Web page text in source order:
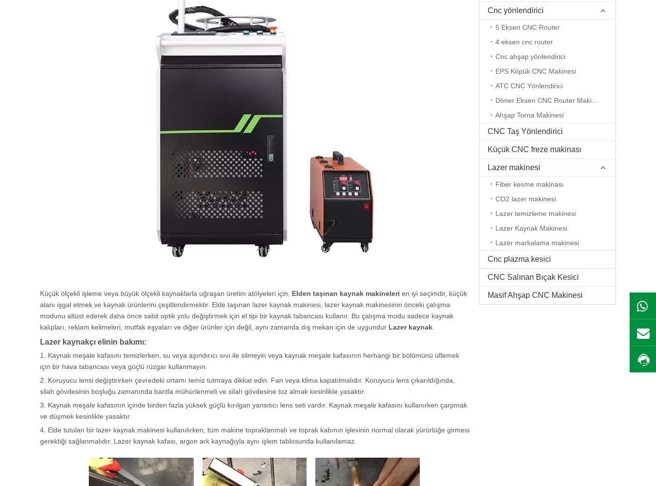
Küçük ölçekli işleme veya büyük ölçekli kaynaklarla uğraşan üretim atölyeleri için, Elden taşınan kaynak makineleri en iyi seçimdir, küçük
alanı işgal etmek ve kaynak ürünlerini çeşitlendirmektir. Elde taşınan lazer kaynak makinesi, lazer kaynak makinesinin önceki çalışma
modunu altüst ederek daha önce sabit optik yolu değiştirmek için el tipi bir kaynak tabancası kullanır. Bu çalışma modu sadece kaynak
kalıpları, reklam kelimeleri, mutfak eşyaları ve diğer ürünler için değil, aynı zamanda dış mekan için de uygundur Lazer kaynak
Lazer kaynakçı elinin bakımı:
1. Kaynak meşale kafasını temizlerken, su veya aşındırıcı sıvı ile silmeyin veya kaynak meşale kafasının herhangi bir bölümünü üflemek
için bir hava tabancası veya güçlü rüzgar kullanmayın.
2. Koruyucu lensi değiştirirken çevredeki ortamı temiz tutmaya dikkat edin. Fan veya klima kapatılmalıdır. Koruyucu lens çıkarıldığında,
silah gövdesinin boşluğu zamanında bantla mühürlenmeli ve silah gövdesine toz almak kesinlikle yasaktır.
3. Kaynak meşale kafasının içinde birden fazla yüksek güçlü kırılgan yansıtıcı lens seti vardır. Kaynak meşale kafasını kullanırken çarpmak
ve düşmek kesinlikle yasaktır.
4. Elde tutulan bir lazer kaynak makinesi kullanılırken, tüm makine topraklanmalı ve toprak kabının işlevinin normal olarak yürürlüğe girmesi
gerektiği sağlanmalıdır. Lazer kaynak kafası, argon ark kaynağıyla aynı işlem tablosunda kullanılamaz.
Cnc yönlendirici
5 Eksen CNC Router
4 eksen cnc router
Cnc ahşap yönlendirici
EPS Köpük CNC Makinesi
ATC CNC Yönlendirici
Ahşap Torna Makinesi
CNC Taş Yönlendirici
Küçük CNC freze makinası
Lazer makinesi
Fiber kesme makinası
CO2 lazer makinesi
Lazer temizleme makinesi
Lazer Kaynak Makinesi
Lazer markalama makinesi
Cnc plazma kesici
CNC Salınan Bıçak Kesici
Masif Ahşap CNC Makinesi